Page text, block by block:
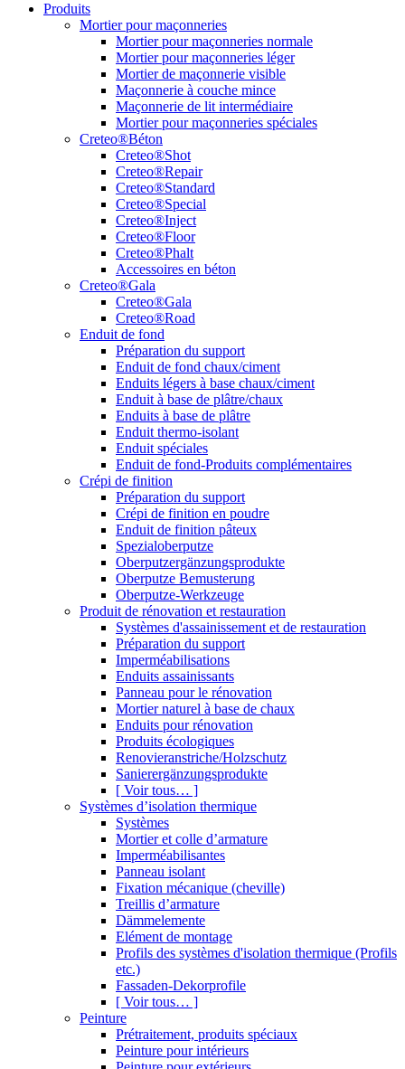
Produits
Mortier pour maçonneries
Mortier pour maçonneries normale
Mortier pour maçonneries léger
Mortier de maçonnerie visible
Maçonnerie à couche mince
Maçonnerie de lit intermédiaire
Mortier pour maçonneries spéciales
Creteo®Béton
Creteo®Shot
Creteo®Repair
Creteo®Standard
Creteo®Special
Creteo®Inject
Creteo®Floor
Creteo®Phalt
Accessoires en béton
Creteo®Gala
Creteo®Gala
Creteo®Road
Enduit de fond
Préparation du support
Enduit de fond chaux/ciment
Enduits légers à base chaux/ciment
Enduit à base de plâtre/chaux
Enduits à base de plâtre
Enduit thermo-isolant
Enduit spéciales
Enduit de fond-Produits complémentaires
Crépi de finition
Préparation du support
Crépi de finition en poudre
Enduit de finition pâteux
Spezialoberputze
Oberputzergänzungsprodukte
Oberputze Bemusterung
Oberputze-Werkzeuge
Produit de rénovation et restauration
Systèmes d'assainissement et de restauration
Préparation du support
Imperméabilisations
Enduits assainissants
Panneau pour le rénovation
Mortier naturel à base de chaux
Enduits pour rénovation
Produits écologiques
Renovieranstriche/Holzschutz
Sanierergänzungsprodukte
[ Voir tous… ]
Systèmes d’isolation thermique
Systèmes
Mortier et colle d’armature
Imperméabilisantes
Panneau isolant
Fixation mécanique (cheville)
Treillis d’armature
Dämmelemente
Elément de montage
Profils des systèmes d'isolation thermique (Profils
etc.)
Fassaden-Dekorprofile
[ Voir tous… ]
Peinture
Prétraitement, produits spéciaux
Peinture pour intérieurs